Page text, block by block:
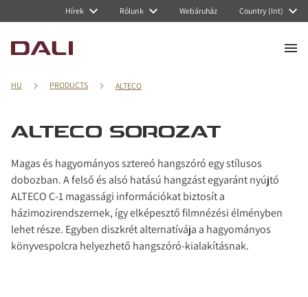
Hírek Rólunk Webáruház Country (Int)
HU PRODUCTS ALTECO
ALTECO SOROZAT
Magas és hagyományos sztereó hangszóró egy stílusos
dobozban. A felső és alsó hatású hangzást egyaránt nyújtó
ALTECO C-1 magassági információkat biztosít a
házimozirendszernek, így elképesztő filmnézési élményben
lehet része. Egyben diszkrét alternatívája a hagyományos
könyvespolcra helyezhető hangszóró-kialakításnak.
Navigated to ALTECO sorozat